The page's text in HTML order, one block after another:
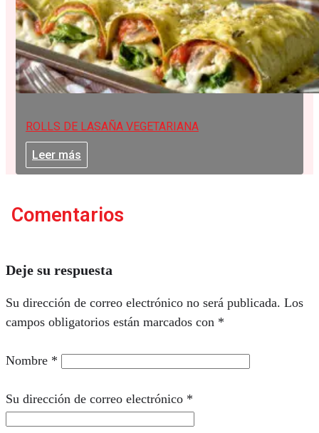
ROLLS DE LASAÑA VEGETARIANA
Leer más
Comentarios
Deje su respuesta
Su dirección de correo electrónico no será publicada. Los
campos obligatorios están marcados con *
Nombre *
Su dirección de correo electrónico *